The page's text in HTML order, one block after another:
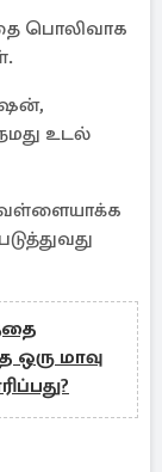
பொலிவாக
உடல்
மாவு